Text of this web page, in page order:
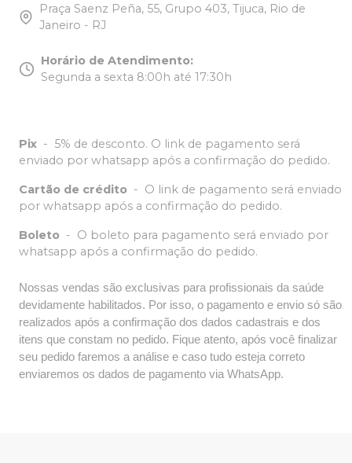
Praça Saenz Peña, 55, Grupo 403, Tijuca, Rio de
Janeiro - RJ
Horário de Atendimento:
Segunda a sexta 8:00h até 17:30h
Pix - 5% de desconto. O link de pagamento será
enviado por whatsapp após a confirmação do pedido.
Cartão de crédito - O link de pagamento será enviado
por whatsapp após a confirmação do pedido.
Boleto - O boleto para pagamento será enviado por
whatsapp após a confirmação do pedido.
Nossas vendas são exclusivas para profissionais da saúde
devidamente habilitados. Por isso, o pagamento e envio só são
realizados após a confirmação dos dados cadastrais e dos
itens que constam no pedido. Fique atento, após você finalizar
seu pedido faremos a análise e caso tudo esteja correto
enviaremos os dados de pagamento via WhatsApp.